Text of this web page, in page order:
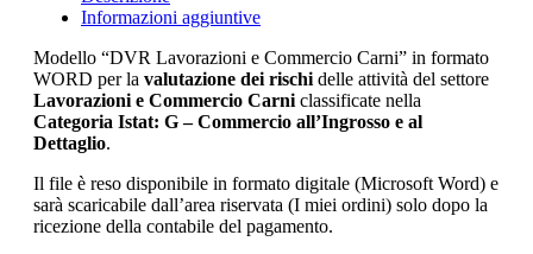
Informazioni aggiuntive
Modello “DVR Lavorazioni e Commercio Carni” in formato
WORD per la valutazione dei rischi delle attività del settore
Lavorazioni e Commercio Carni classificate nella
Categoria Istat: G – Commercio all’Ingrosso e al
Dettaglio.
Il file è reso disponibile in formato digitale (Microsoft Word) e
sarà scaricabile dall’area riservata (I miei ordini) solo dopo la
ricezione della contabile del pagamento.